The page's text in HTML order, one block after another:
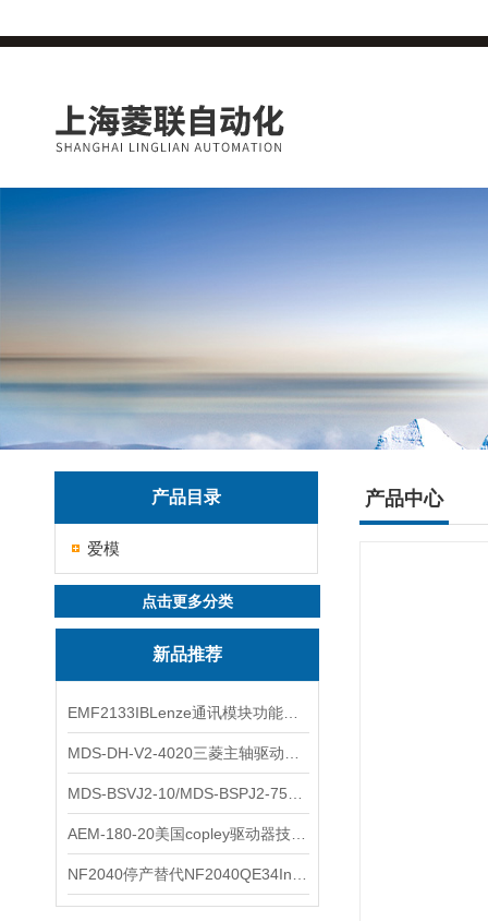
产品目录
爱模
点击更多分类
新品推荐
产品中心